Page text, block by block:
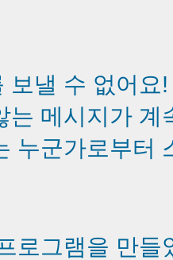
보낼 수 없어요!
는 메시지가 계
누군가로부터
로그램을 만들